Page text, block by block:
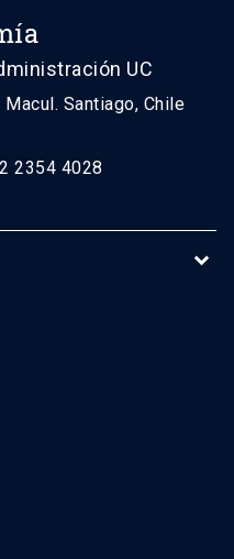
UC
Santiago, Chile
2354 4028